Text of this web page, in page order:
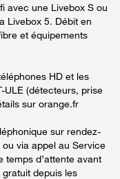
avec une Livebox S ou
Livebox 5. Débit en
et équipements
HD et les
ULE (détecteurs, prise
sur orange.fr
sur rendez-
via appel au Service
temps d’attente avant
depuis les